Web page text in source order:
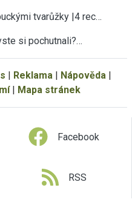
tvarůžky |4 rec…
si pochutnali?…
| Reklama| Nápověda|
| Mapa stránek
Facebook
RSS